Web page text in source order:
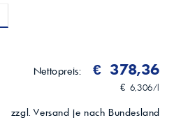
Nettopreis:
€ 378,36
€ 6,306/l
zzgl. Versand je nach Bundesland